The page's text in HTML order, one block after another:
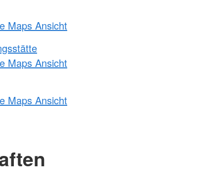
Maps Ansicht
Maps Ansicht
Maps Ansicht